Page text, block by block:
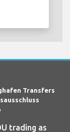
Transfers
trading as